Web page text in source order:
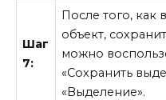
Шаг
7:
После того, как
объект,
можно
«Сохранить
«Выделение».